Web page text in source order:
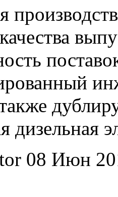
дизельная
08 Июн